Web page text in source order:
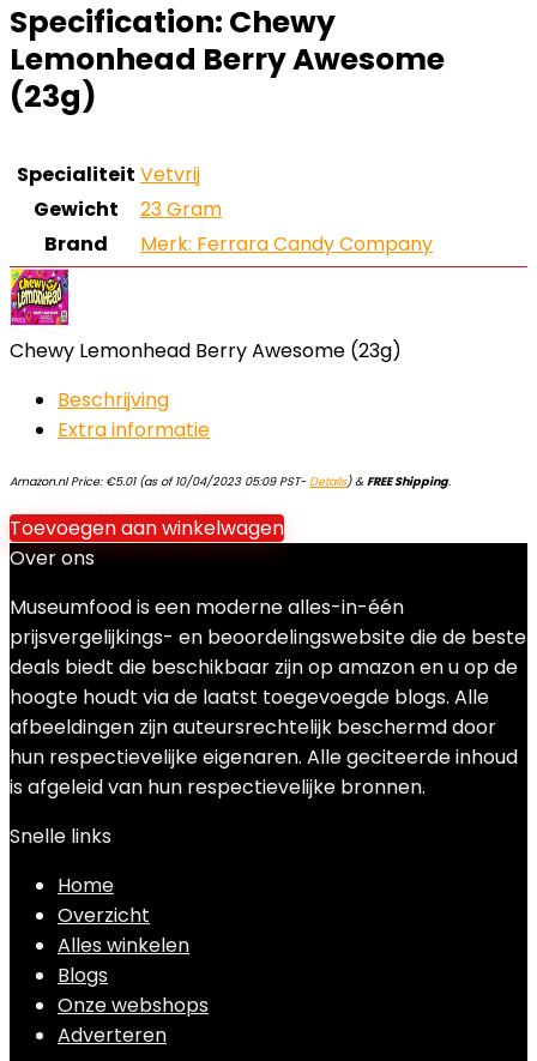
Specification: Chewy
Lemonhead Berry Awesome
(23g)
Specialiteit ‎Vetvrij
Gewicht
‎23 Gram
Brand
Merk: Ferrara Candy Company
Chewy Lemonhead Berry Awesome (23g)
Beschrijving
Extra informatie
Amazon.nl Price: €5.01(as of 10/04/2023 05:09 PST-Details)&FREE Shipping.
Toevoegen aan winkelwagen
Over ons
Museumfood is een moderne alles-in-één
prijsvergelijkings- en beoordelingswebsite die de beste
deals biedt die beschikbaar zijn op amazon en u op de
hoogte houdt via de laatst toegevoegde blogs. Alle
afbeeldingen zijn auteursrechtelijk beschermd door
hun respectievelijke eigenaren. Alle geciteerde inhoud
is afgeleid van hun respectievelijke bronnen.
Snelle links
Home
Overzicht
Alles winkelen
Blogs
Onze webshops
Adverteren